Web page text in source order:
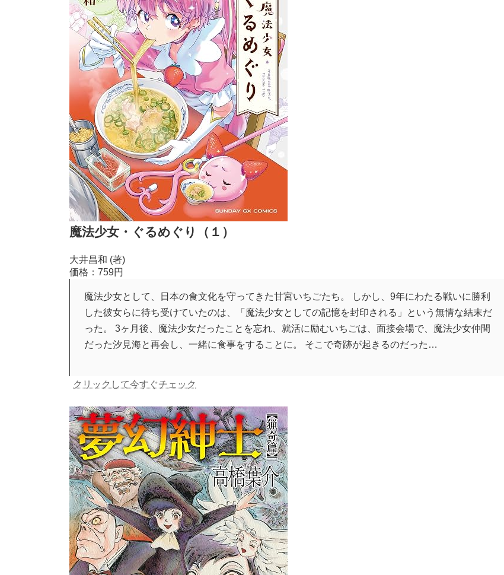
魔法少女・ぐるめぐり（１）
大井昌和 (著)
価格：759円
魔法少女として、日本の食文化を守ってきた甘宮いちごたち。 しかし、9年にわたる戦いに勝利
した彼女らに待ち受けていたのは、「魔法少女としての記憶を封印される」という無情な結末だ
った。 3ヶ月後、魔法少女だったことを忘れ、就活に励むいちごは、面接会場で、魔法少女仲間
だった汐見海と再会し、一緒に食事をすることに。 そこで奇跡が起きるのだった…
クリックして今すぐチェック